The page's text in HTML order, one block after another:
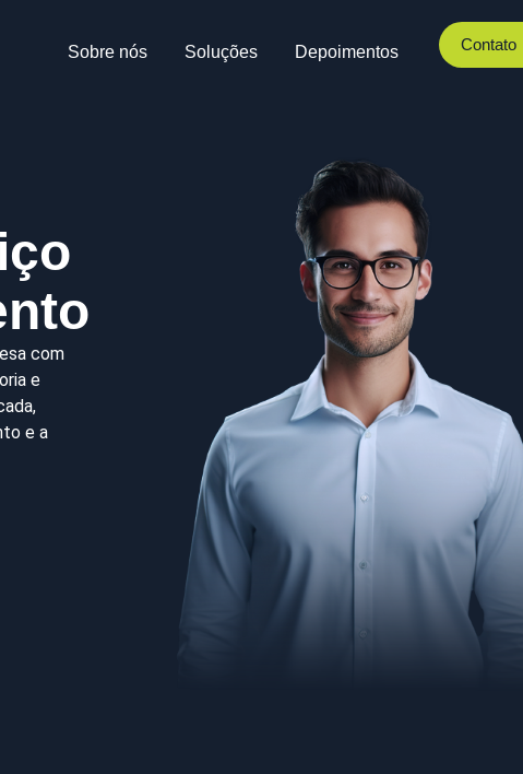
Sobre nós Soluções Depoimentos Contato
com
e
e a